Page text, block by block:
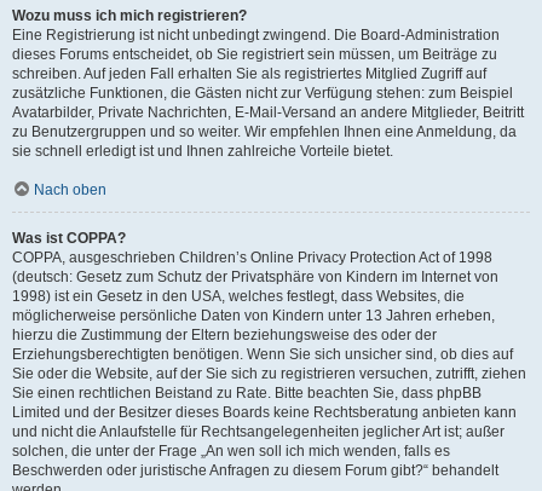
Wozu muss ich mich registrieren?
Eine Registrierung ist nicht unbedingt zwingend. Die Board-Administration
dieses Forums entscheidet, ob Sie registriert sein müssen, um Beiträge zu
schreiben. Auf jeden Fall erhalten Sie als registriertes Mitglied Zugriff auf
zusätzliche Funktionen, die Gästen nicht zur Verfügung stehen: zum Beispiel
Avatarbilder, Private Nachrichten, E-Mail-Versand an andere Mitglieder, Beitritt
zu Benutzergruppen und so weiter. Wir empfehlen Ihnen eine Anmeldung, da
sie schnell erledigt ist und Ihnen zahlreiche Vorteile bietet.
Nach oben
Was ist COPPA?
COPPA, ausgeschrieben Children’s Online Privacy Protection Act of 1998
(deutsch: Gesetz zum Schutz der Privatsphäre von Kindern im Internet von
1998) ist ein Gesetz in den USA, welches festlegt, dass Websites, die
möglicherweise persönliche Daten von Kindern unter 13 Jahren erheben,
hierzu die Zustimmung der Eltern beziehungsweise des oder der
Erziehungsberechtigten benötigen. Wenn Sie sich unsicher sind, ob dies auf
Sie oder die Website, auf der Sie sich zu registrieren versuchen, zutrifft, ziehen
Sie einen rechtlichen Beistand zu Rate. Bitte beachten Sie, dass phpBB
Limited und der Besitzer dieses Boards keine Rechtsberatung anbieten kann
und nicht die Anlaufstelle für Rechtsangelegenheiten jeglicher Art ist; außer
solchen, die unter der Frage „An wen soll ich mich wenden, falls es
Beschwerden oder juristische Anfragen zu diesem Forum gibt?“ behandelt